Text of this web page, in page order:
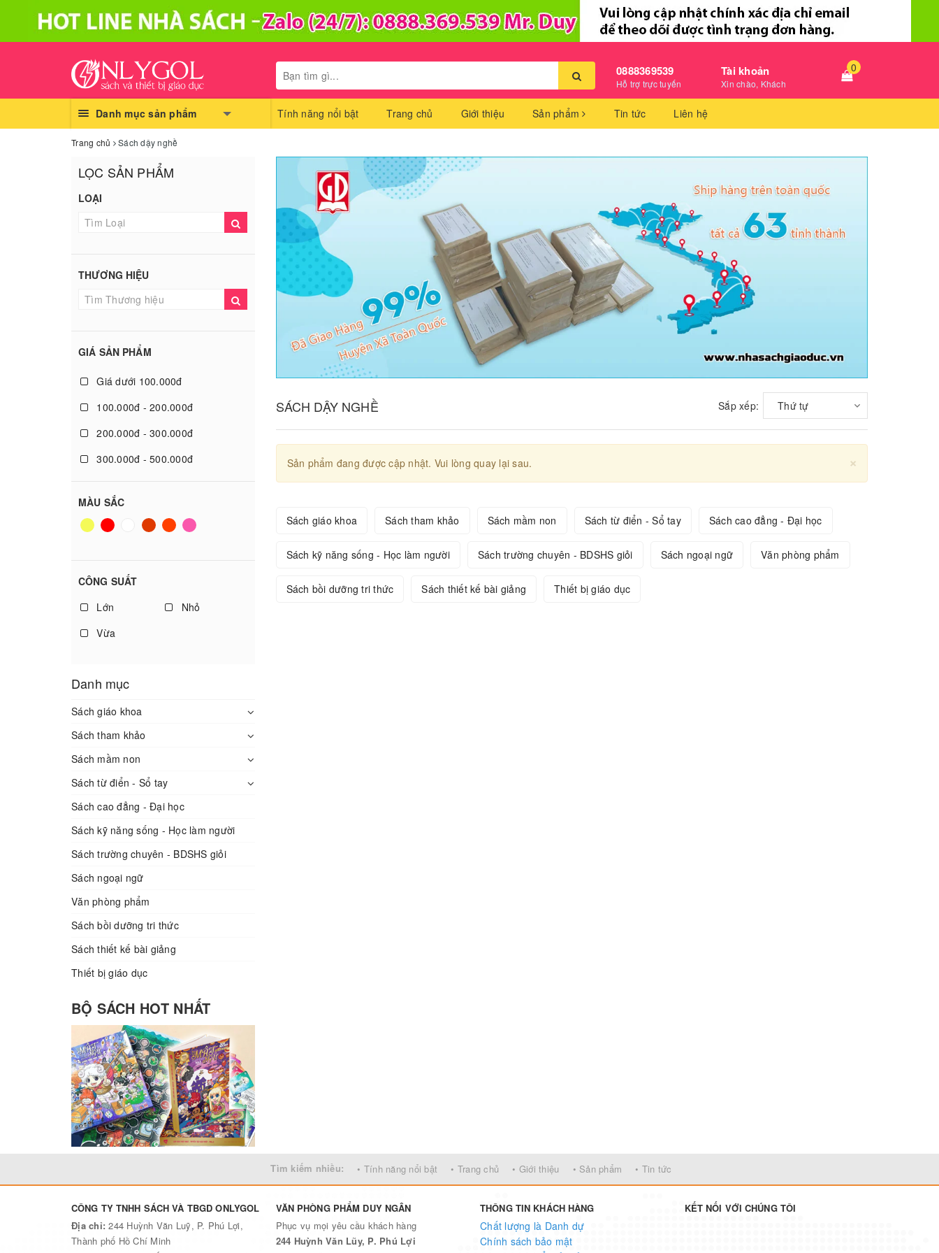
0888369539
Hỗ trợ trực tuyến
Tài khoản
Xin chào, Khách
0
Danh mục sản phẩm Tính năng nổi bật Trang chủ Giới thiệu Sản phẩm Tin tức Liên hệ
Trang chủ Sách dậy nghề
LỌC SẢN PHẨM
LOẠI
THƯƠNG HIỆU
GIÁ SẢN PHẨM
Giá dưới 100.000đ
100.000đ - 200.000đ
200.000đ - 300.000đ
300.000đ - 500.000đ
Giá trên 1.000.000đ
MÀU SẮC
CÔNG SUẤT
Lớn
Nhỏ
Vừa
Danh mục
Sách giáo khoa
Sách tham khảo
Sách mầm non
Sách từ điển - Sổ tay
Sách cao đẳng - Đại học
Sách kỹ năng sống - Học làm người
Sách trường chuyên - BDSHS giỏi
Sách ngoại ngữ
Văn phòng phẩm
Sách bồi dưỡng tri thức
Sách thiết kế bài giảng
Thiết bị giáo dục
BỘ SÁCH HOT NHẤT
SÁCH DẬY NGHỀ Sắp xếp: Thứ tự
×
Sản phẩm đang được cập nhật. Vui lòng quay lại sau.
Sách giáo khoa Sách tham khảo Sách mầm non Sách từ điển - Sổ tay Sách cao đẳng - Đại học
Sách kỹ năng sống - Học làm người Sách trường chuyên - BDSHS giỏi Sách ngoại ngữ Văn phòng phẩm
Sách bồi dưỡng tri thức Sách thiết kế bài giảng Thiết bị giáo dục
Tìm kiếm nhiều: • Tính năng nổi bật • Trang chủ • Giới thiệu • Sản phẩm • Tin tức
CÔNG TY TNHH SÁCH VÀ TBGD ONLYGOL
Địa chỉ:244 Huỳnh Văn Luỹ, P. Phú Lợi,
Thành phố Hồ Chí Minh
VĂN PHÒNG PHẨM DUY NGÂN
Phục vụ mọi yêu cầu khách hàng
244 Huỳnh Văn Lũy, P. Phú Lợi
THÔNG TIN KHÁCH HÀNG
Chất lượng là Danh dự
Chính sách bảo mật
KẾT NỐI VỚI CHÚNG TÔI